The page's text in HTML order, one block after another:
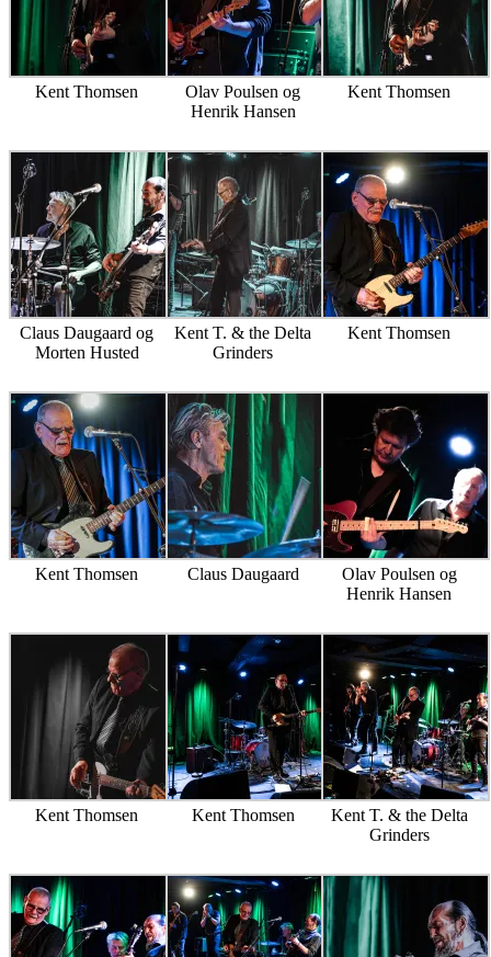
Kent Thomsen
Olav Poulsen og
Henrik Hansen
Kent Thomsen
Claus Daugaard og
Morten Husted
Kent T. & the Delta
Grinders
Kent Thomsen
Kent Thomsen Claus Daugaard
Olav Poulsen og
Henrik Hansen
Kent Thomsen Kent Thomsen
Kent T. & the Delta
Grinders